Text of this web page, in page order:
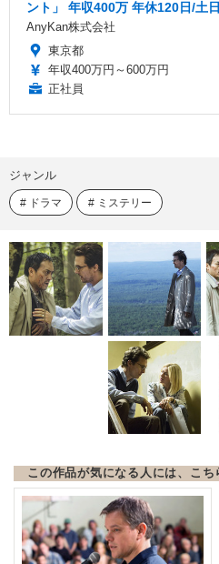
ント」 年収400万 年休120日/土
AnyKan株式会社
東京都
年収400万円～600万円
正社員
ジャンル
ドラマ ミステリー
この作品が気になる人には、こち